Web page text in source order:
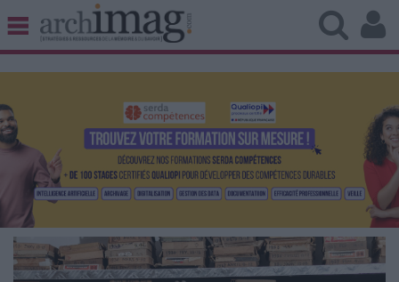
BIBLIOTHÈQUE ÉDITION
UNIVERS DATA
TRAVAIL COLLABORATIF
VIE NUMÉRIQUE
NUMÉRIQUE RESPONSABLE